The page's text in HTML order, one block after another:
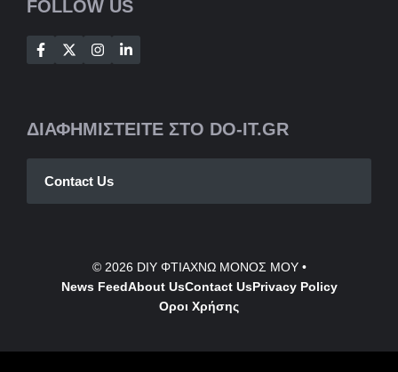
FOLLOW US
ΔΙΑΦΗΜΙΣΤΕΙΤΕ ΣΤΟ DO-IT.GR
Contact Us
© 2026 DIY ΦΤΙΑΧΝΩ ΜΟΝΟΣ ΜΟΥ•
News FeedAbout UsContactUsPrivacy Policy
Οροι Χρήσης